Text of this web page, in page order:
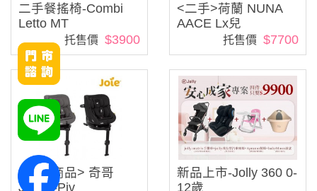
二手餐搖椅-Combi
Letto MT
托售價 $3900
<二手>荷蘭 NUNA
AACE Lx兒
托售價 $7700
<全新商品> 奇哥
JOIE i-Piv
新品上市-Jolly 360 0-
12歲